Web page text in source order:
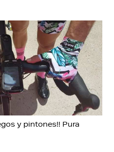
y pintones!! Pura